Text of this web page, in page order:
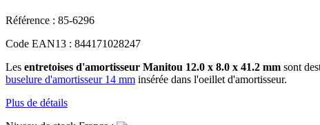
Référence : 85-6296
Code EAN13 : 844171028247
Les entretoises d'amortisseur Manitou 12.0 x 8.0 x 41.2 mm sont
buselure d'amortisseur 14 mm insérée dans l'oeillet d'amortisseur.
Plus de détails